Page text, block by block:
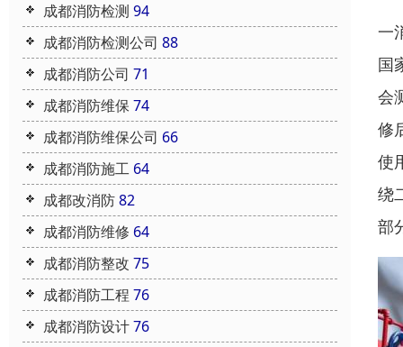
成都消防检测 94
成都消防检测公司 88
成都消防公司 71
成都消防维保 74
成都消防维保公司 66
成都消防施工 64
成都改消防82
成都消防维修 64
成都消防整改 75
成都消防工程 76
成都消防设计76
一
国
会
修
使
绕
部